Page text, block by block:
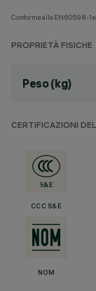
Conforme alla EN60598-1
PROPRIETÀ FISICHE
Peso (kg)
CERTIFICAZIONI
CCC S&E
NOM